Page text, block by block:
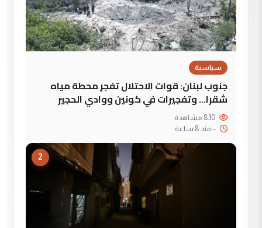
سياسية
جنوب لبنان: قوات الاحتلال تفجر محطة مياه
شقرا… وتفجيرات في كونين ووادي الحجير
--منذ 8 ساعة
2